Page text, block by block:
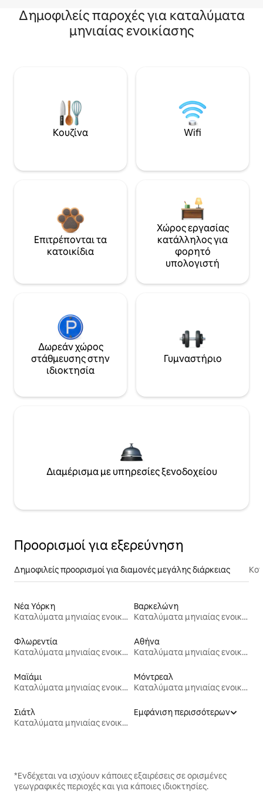
Δημοφιλείς παροχές για καταλύματα
μηνιαίας ενοικίασης
Κουζίνα Wifi
Επιτρέπονται τα
κατοικίδια
Χώρος εργασίας
κατάλληλος για
φορητό
υπολογιστή
Δωρεάν χώρος
στάθμευσης στην
ιδιοκτησία
Γυμναστήριο
Διαμέρισμα με υπηρεσίες ξενοδοχείου
Προορισμοί για εξερεύνηση
Δημοφιλείς προορισμοί για διαμονές μεγάλης διάρκειας
Νέα Υόρκη
Καταλύματα μηνιαίας ενοικίασης
Βαρκελώνη
Καταλύματα μηνιαίας ενοικίασης
Φλωρεντία
Καταλύματα μηνιαίας ενοικίασης
Αθήνα
Καταλύματα μηνιαίας ενοικίασης
Μαϊάμι
Καταλύματα μηνιαίας ενοικίασης
Μόντρεαλ
Καταλύματα μηνιαίας ενοικίασης
Σιάτλ
Καταλύματα μηνιαίας ενοικίασης
Εμφάνιση περισσότερων
*Ενδέχεται να ισχύουν κάποιες εξαιρέσεις σε ορισμένες
γεωγραφικές περιοχές και για κάποιες ιδιοκτησίες.